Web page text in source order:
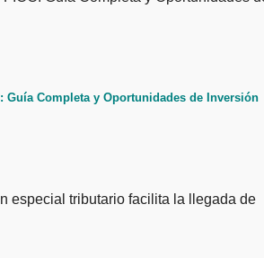
Guía Completa y Oportunidades de Inversión